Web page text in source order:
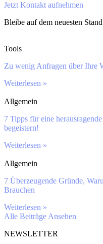
Jetzt Kontakt aufnehmen
Bleibe auf dem neuesten Stand
Tools
Zu wenig Anfragen über Ihre
Weiterlesen »
Allgemein
7 Tipps für eine
begeistern!
Weiterlesen »
Allgemein
7 Überzeugende Gründe,
Brauchen
Weiterlesen »
Alle Beiträge Ansehen
NEWSLETTER